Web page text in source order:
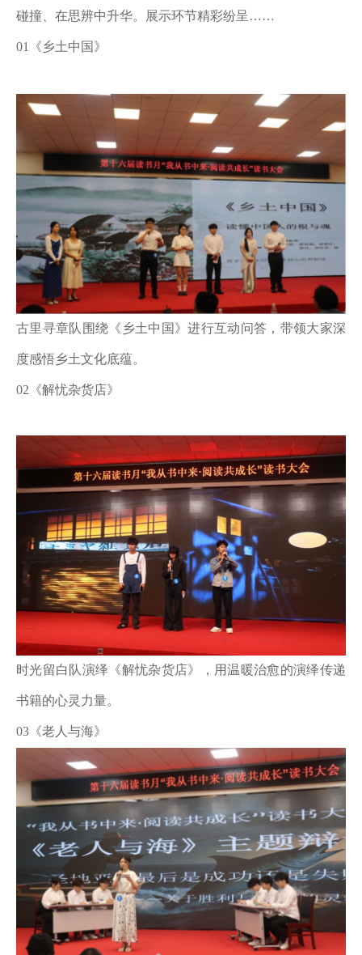
碰撞、在思辨中升华。展示环节精彩纷呈……
01《乡土中国》
古里寻章队围绕《乡土中国》进行互动问答，带领大家深
度感悟乡土文化底蕴。
02《解忧杂货店》
时光留白队演绎《解忧杂货店》，用温暖治愈的演绎传递
书籍的心灵力量。
03《老人与海》